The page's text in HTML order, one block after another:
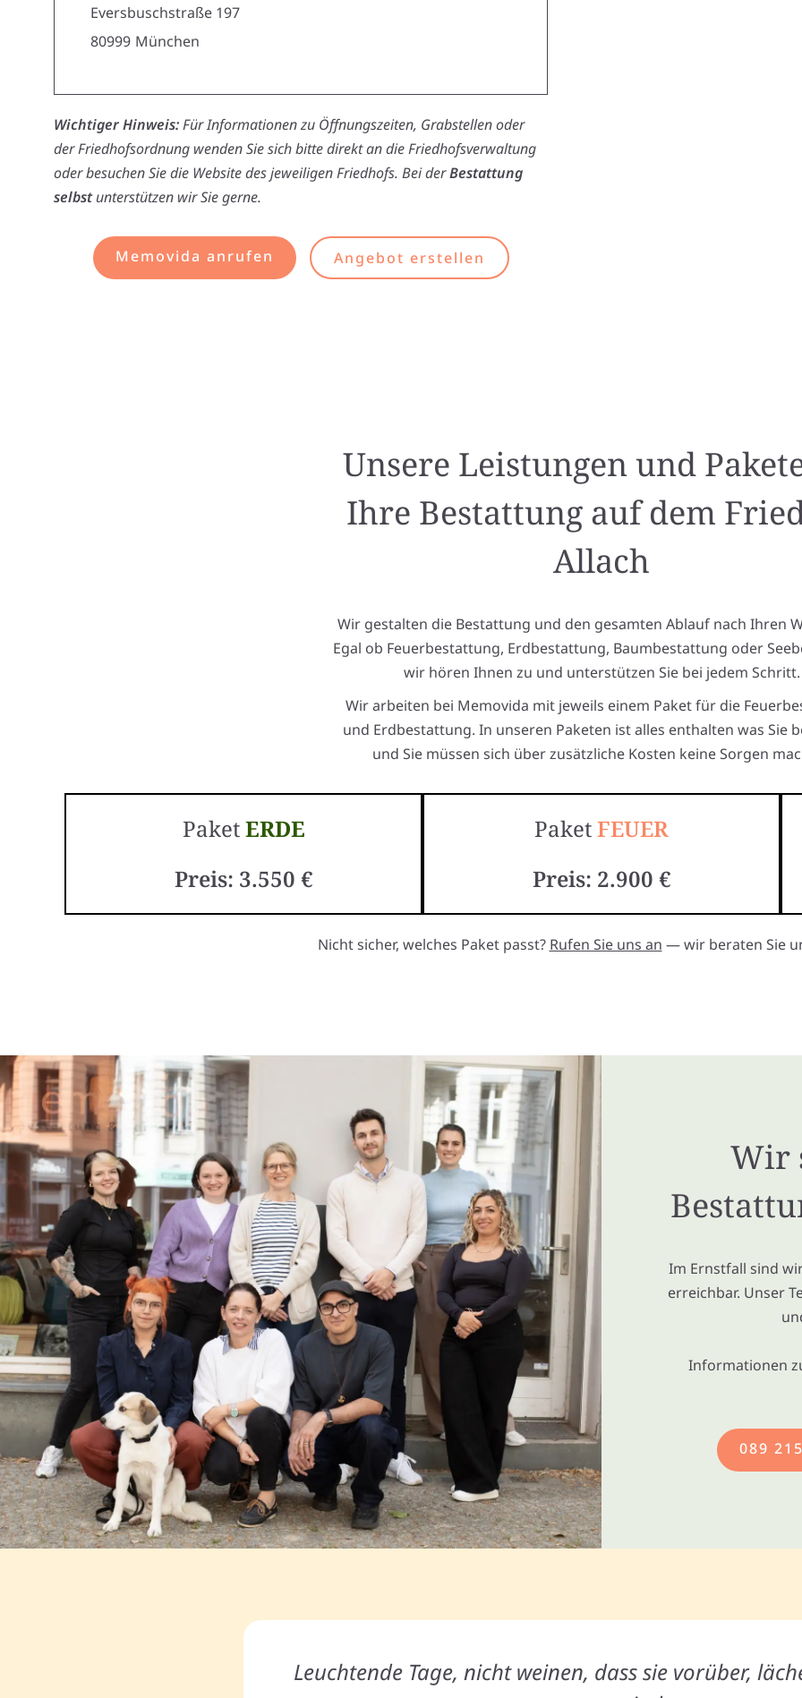
Eversbuschstraße 197
80999 München
Wichtiger Hinweis:Für Informationen zu Öffnungszeiten, Grabstellen oder
der Friedhofsordnung wenden Sie sich bitte direkt an die Friedhofsverwaltung
oder besuchen Sie die Website des jeweiligen Friedhofs. Bei derBestattung
selbstunterstützen wir Sie gerne.
Memovida anrufen Angebot erstellen
Unsere Leistungen und
Ihre Bestattung auf dem
Allach
Wir gestalten die Bestattung und den gesamten Ablauf nach Ihren
Egal ob Feuerbestattung, Erdbestattung, Baumbestattung oder
wir hören Ihnen zu und unterstützen Sie bei jedem Schritt.
Wir arbeiten bei Memovida mit jeweils einem Paket für die
und Erdbestattung. In unseren Paketen ist alles enthalten was Sie
und Sie müssen sich über zusätzliche Kosten keine Sorgen
PaketERDE
Preis: 3.550 €
PaketFEUER
Preis: 2.900 €
Nicht sicher, welches Paket passt? Rufen Sie uns an — wir beraten Sie
Wir
Im Ernstfall sind
erreichbar. Unser
Informationen
089
Leuchtende Tage, nicht weinen, dass sie vorüber,